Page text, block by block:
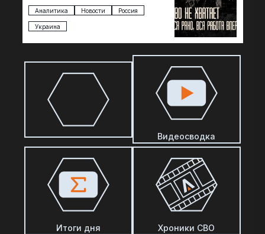
Там, ссылаясь на сотрудников…
Аналитика Новости Россия
Украина
Видеосводка
Итоги дня Хроники СВО